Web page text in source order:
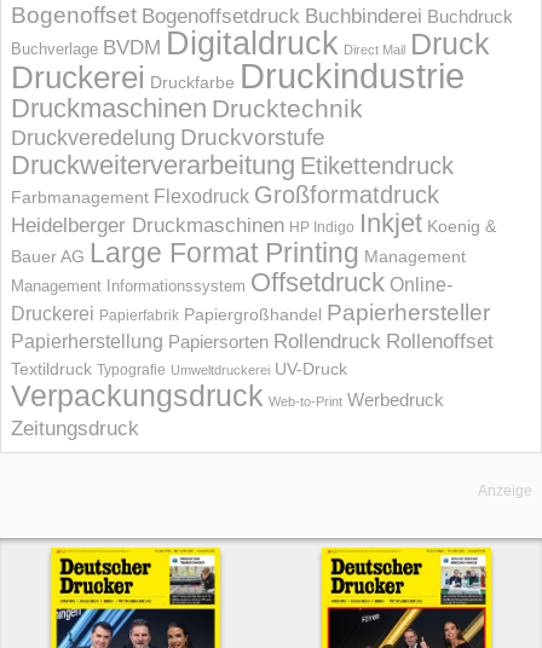
Bogenoffset Bogenoffsetdruck Buchbinderei Buchdruck
Buchverlage BVDM Digitaldruck Direct Mail Druck
Druckerei Druckfarbe Druckindustrie
Druckmaschinen Drucktechnik
Druckveredelung Druckvorstufe
Druckweiterverarbeitung Etikettendruck
Farbmanagement Flexodruck Großformatdruck
Heidelberger Druckmaschinen HP Indigo Inkjet Koenig &
Bauer AG Large Format Printing Management
Management Informations­system Offsetdruck Online-
Druckerei Papierfabrik Papiergroßhandel Papierhersteller
Papierherstellung Papiersorten Rollendruck Rollenoffset
Textildruck Typografie Umweltdruckerei UV-Druck
Verpackungsdruck Web-to-Print Werbedruck
Zeitungsdruck
Anzeige